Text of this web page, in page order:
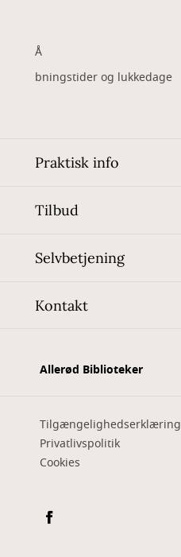
Å
bningstider og lukkedage
Praktisk info
Tilbud
Selvbetjening
Kontakt
Allerød Biblioteker
Tilgængelighedserklæring
Privatlivspolitik
Cookies